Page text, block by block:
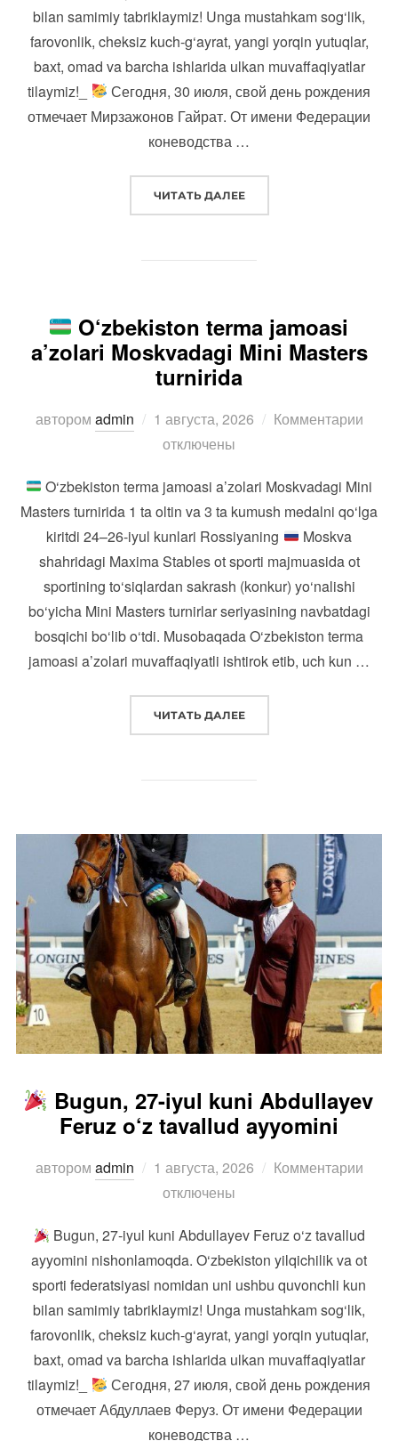
bilan samimiy tabriklaymiz! Unga mustahkam sog‘lik,
farovonlik, cheksiz kuch-g‘ayrat, yangi yorqin yutuqlar,
baxt, omad va barcha ishlarida ulkan muvaffaqiyatlar
tilaymiz!_
Сегодня, 30 июля, свой день рождения
отмечает Мирзажонов Гайрат. От имени Федерации
коневодства …
ЧИТАТЬ ДАЛЕЕ“
O‘zbekiston terma jamoasi
a’zolari Moskvadagi Mini Masters
turnirida
автором admin Опубликовано
1 августа, 2026
Комментарии
отключены
O‘zbekiston terma jamoasi a’zolari Moskvadagi Mini
Masters turnirida 1 ta oltin va 3 ta kumush medalni qo‘lga
kiritdi 24–26-iyul kunlari Rossiyaning
Moskva
shahridagi Maxima Stables ot sporti majmuasida ot
sportining to‘siqlardan sakrash (konkur) yo‘nalishi
bo‘yicha Mini Masters turnirlar seriyasining navbatdagi
bosqichi bo‘lib o‘tdi. Musobaqada O‘zbekiston terma
jamoasi a’zolari muvaffaqiyatli ishtirok etib, uch kun …
ЧИТАТЬ ДАЛЕЕ“
Bugun, 27-iyul kuni Abdullayev
Feruz o‘z tavallud ayyomini
автором admin Опубликовано
1 августа, 2026
Комментарии
отключены
Bugun, 27-iyul kuni Abdullayev Feruz o‘z tavallud
ayyomini nishonlamoqda. O‘zbekiston yilqichilik va ot
sporti federatsiyasi nomidan uni ushbu quvonchli kun
bilan samimiy tabriklaymiz! Unga mustahkam sog‘lik,
farovonlik, cheksiz kuch-g‘ayrat, yangi yorqin yutuqlar,
baxt, omad va barcha ishlarida ulkan muvaffaqiyatlar
tilaymiz!_
Сегодня, 27 июля, свой день рождения
отмечает Абдуллаев Феруз. От имени Федерации
коневодства …